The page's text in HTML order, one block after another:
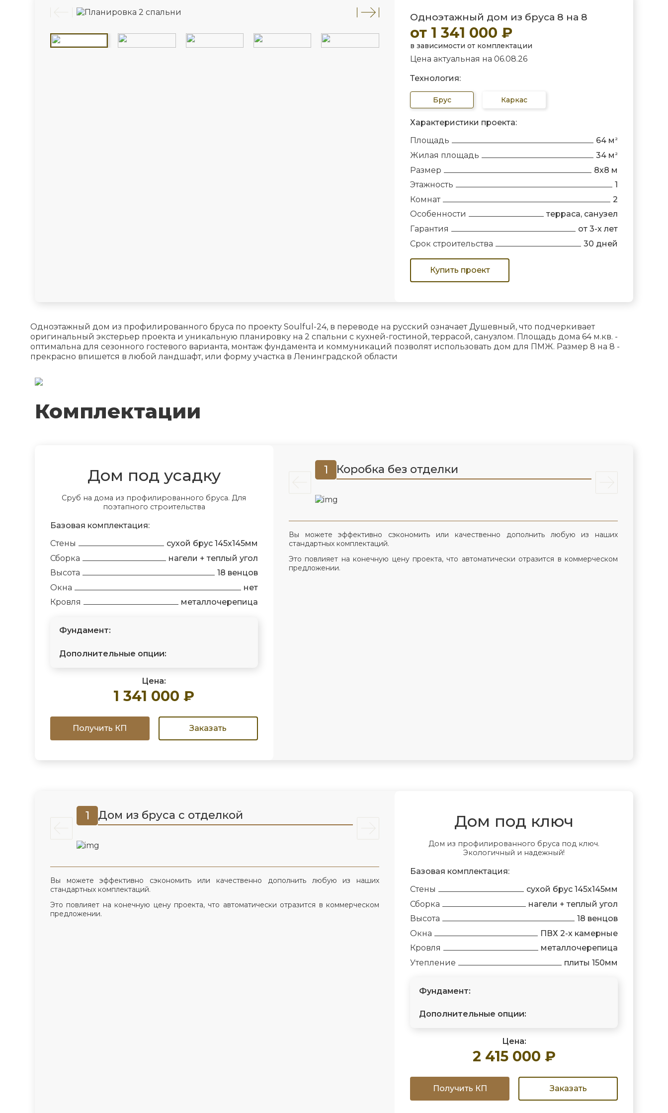
Одноэтажный дом из бруса 8 на 8
от 1 341 000 ₽
в зависимости от комплектации
Цена актуальная на 06.08.26
Технология:
Брус Каркас
Характеристики проекта:
Площадь
64 м 2
Жилая площадь 34 м 2
Размер
8х8 м
Этажность
1
Комнат
2
Особенности
терраса, санузел
Гарантия
от 3-х лет
Срок строительства
30 дней
Купить проект
Одноэтажный дом из профилированного бруса по проекту Soulful-24, в переводе на русский означает Душевный, что подчеркивает
оригинальный экстерьер проекта и уникальную планировку на 2 спальни с кухней-гостиной, террасой, санузлом. Площадь дома 64 м.кв. -
оптимальна для сезонного гостевого варианта, монтаж фундамента и коммуникаций позволят использовать дом для ПМЖ. Размер 8 на 8 -
прекрасно впишется в любой ландшафт, или форму участка в Ленинградской области
Комплектации
1 Коробка без отделки
Вы можете эффективно сэкономить или качественно дополнить любую из наших
стандартных комплектаций.
Это повлияет на конечную цену проекта, что автоматически отразится в коммерческом
предложении.
Дом под усадку
Сруб на дома из профилированного бруса. Для
поэтапного строительства
Базовая комплектация:
Стены
сухой брус 145х145мм
Сборка
нагели + теплый угол
Высота
18 венцов
Окна
нет
Кровля
металлочерепица
Фундамент:
Дополнительные опции:
Цена:
1 341 000 ₽
Получить КП Заказать
1 Дом из бруса с отделкой
Вы можете эффективно сэкономить или качественно дополнить любую из наших
стандартных комплектаций.
Это повлияет на конечную цену проекта, что автоматически отразится в коммерческом
предложении.
Дом под ключ
Дом из профилированного бруса под ключ.
Экологичный и надежный!
Базовая комплектация:
Стены
сухой брус 145х145мм
Сборка
нагели + теплый угол
Высота
18 венцов
Окна
ПВХ 2-х камерные
Кровля
металлочерепица
Утепление
плиты 150мм
Фундамент:
Дополнительные опции:
Цена:
2 415 000 ₽
Получить КП Заказать